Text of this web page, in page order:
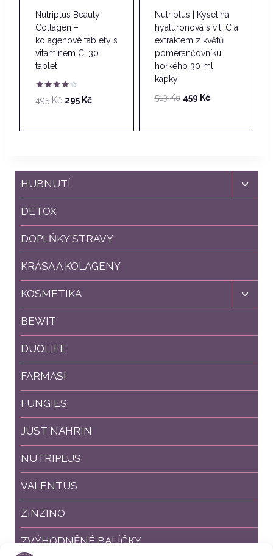
Nutriplus Beauty
Collagen –
kolagenové tablety s
vitaminem C, 30
tablet
Hodnocení
4.00
495Kč Původní
295 KčAktuální
Nutriplus | Kyselina
hyaluronová s vit. C a
extraktem z květů
pomerančovníku
hořkého 30 ml
kapky
519Kč Původní
459 KčAktuální
HUBNUTÍ
child
DETOX
DOPLŇKY STRAVY
KRÁSA A KOLAGENY
KOSMETIKA
child
BEWIT
DUOLIFE
FARMASI
FUNGIES
JUST NAHRIN
NUTRIPLUS
VALENTUS
ZINZINO
ZVÝHODNĚNÉ BALÍČKY